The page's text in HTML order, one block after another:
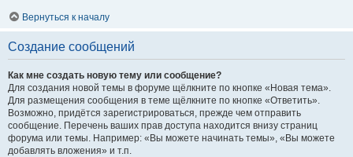
Вернуться к началу
Создание сообщений
Как мне создать новую тему или сообщение?
Для создания новой темы в форуме щёлкните по кнопке «Новая тема».
Для размещения сообщения в теме щёлкните по кнопке «Ответить».
Возможно, придётся зарегистрироваться, прежде чем отправить
сообщение. Перечень ваших прав доступа находится внизу страниц
форума или темы. Например: «Вы можете начинать темы», «Вы можете
добавлять вложения» и т.п.